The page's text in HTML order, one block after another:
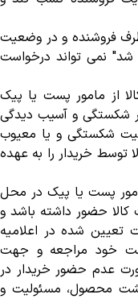
فروشنده و در وضعیت
نمی تواند درخواست
از مامور پست یا پیک
شکستگی و آسیب دیدگی
شکستگی و یا معیوب
توسط خریدار را به عهده
پست یا پیک در محل
حضور داشته باشد و
شده در اعلامیه
خود مراجعه و جهت
عدم حضور خریدار در
محصول، مسئولیت و